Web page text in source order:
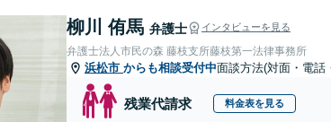
柳川 侑馬 弁護士 インタビューを見る
弁護士法人市民の森 藤枝支所藤枝第一法律事務所
浜松市 からも相談受付中面談方法(対面・電話
残業代請求 料金表を見る